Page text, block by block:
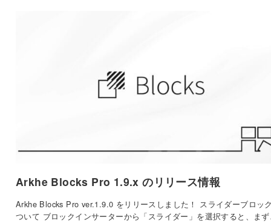
Arkhe Blocks Pro 1.9.x のリリース情報
Arkhe Blocks Pro ver.1.9.0 をリリースしました！ スライダーブロッ
ついて ブロックインサーターから「スライダー」を選択すると、ま